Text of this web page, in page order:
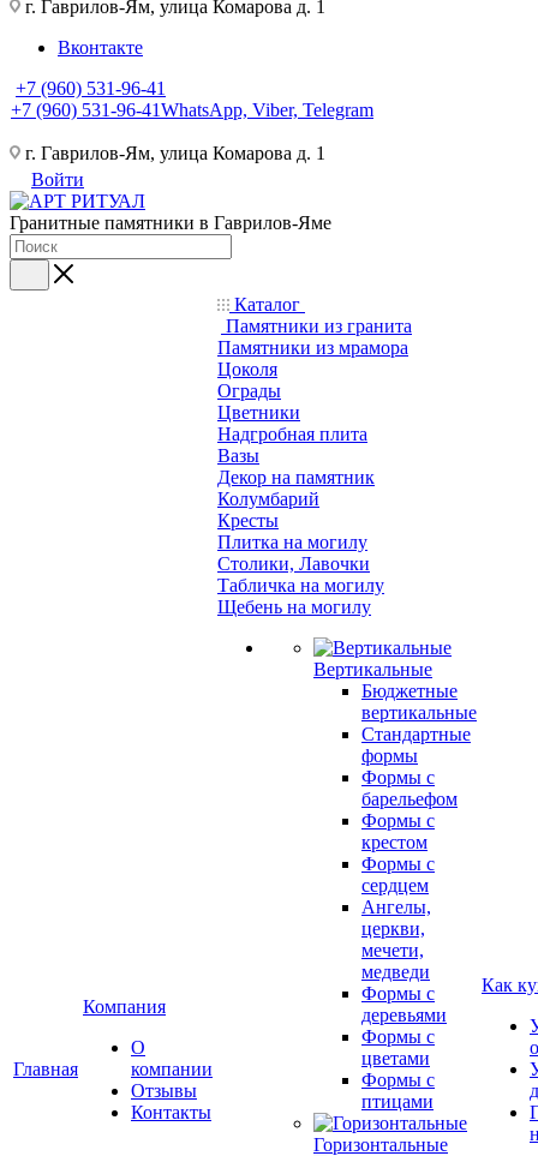
г. Гаврилов-Ям, улица Комарова д. 1
Вконтакте
+7 (960) 531-96-41
+7 (960) 531-96-41WhatsApp, Viber, Telegram
г. Гаврилов-Ям, улица Комарова д. 1
Войти
Гранитные памятники в Гаврилов-Яме
Главная
Компания
О
компании
Отзывы
Контакты
Каталог
Памятники из гранита
Памятники из мрамора
Цоколя
Ограды
Цветники
Надгробная плита
Вазы
Декор на памятник
Колумбарий
Кресты
Плитка на могилу
Столики, Лавочки
Табличка на могилу
Щебень на могилу
Вертикальные
Бюджетные
вертикальные
Стандартные
формы
Формы с
барельефом
Формы с
крестом
Формы с
сердцем
Ангелы,
церкви,
мечети,
медведи
Формы с
деревьями
Формы с
цветами
Формы с
птицами
Горизонтальные
Как